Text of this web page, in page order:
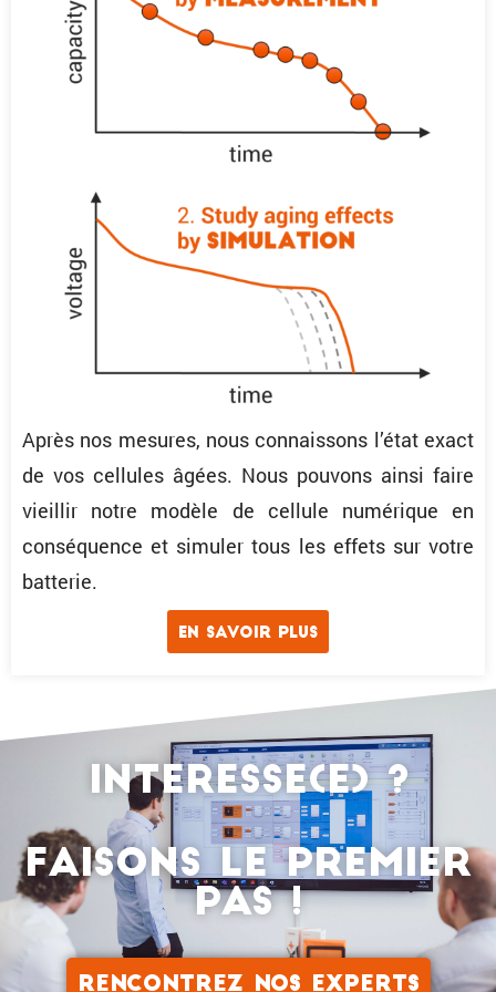
Après nos mesures, nous connais­sons l’état exact
de vos cellules âgées. Nous pouvons ainsi faire
vieillir notre modèle de cellule numérique en
consé­quence et simuler tous les effets sur votre
batterie.
En savoir plus
Interesse(e) ?
Faisons le premier
pas !
RENCON­TREZ NOS EXPERTS